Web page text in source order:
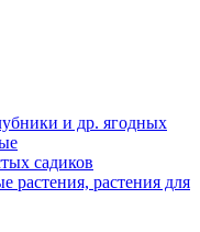
и др. ягодных
садиков
растения, растения для